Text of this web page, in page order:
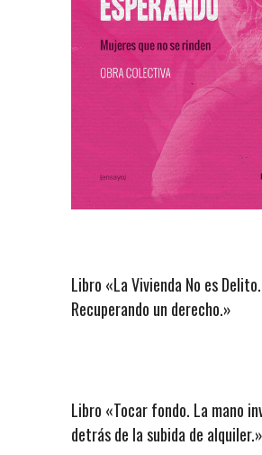
Libro «La Vivienda No es Delito.
Recuperando un derecho.»
Libro «Tocar fondo. La mano
detrás de la subida de alquiler.»